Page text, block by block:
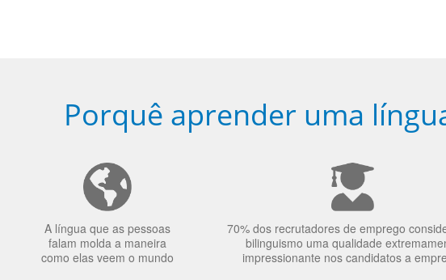
Porquê aprender uma
A língua que as pessoas
falam molda a maneira
como elas veem o mundo
70% dos recrutadores de emprego
bilinguismo uma qualidade
impressionante nos candidatos a